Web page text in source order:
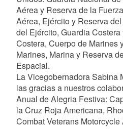
Aérea y Reserva de la
Aérea, Ejército y Reserva
del Ejército, Guardia
Costera, Cuerpo de Marines
Marines, Marina y Reserva
Espacial.
La Vicegobernadora Sabina
las gracias a nuestros
Anual de Alegria Festiva:
la Cruz Roja Americana,
Combat Veterans Motorcycle